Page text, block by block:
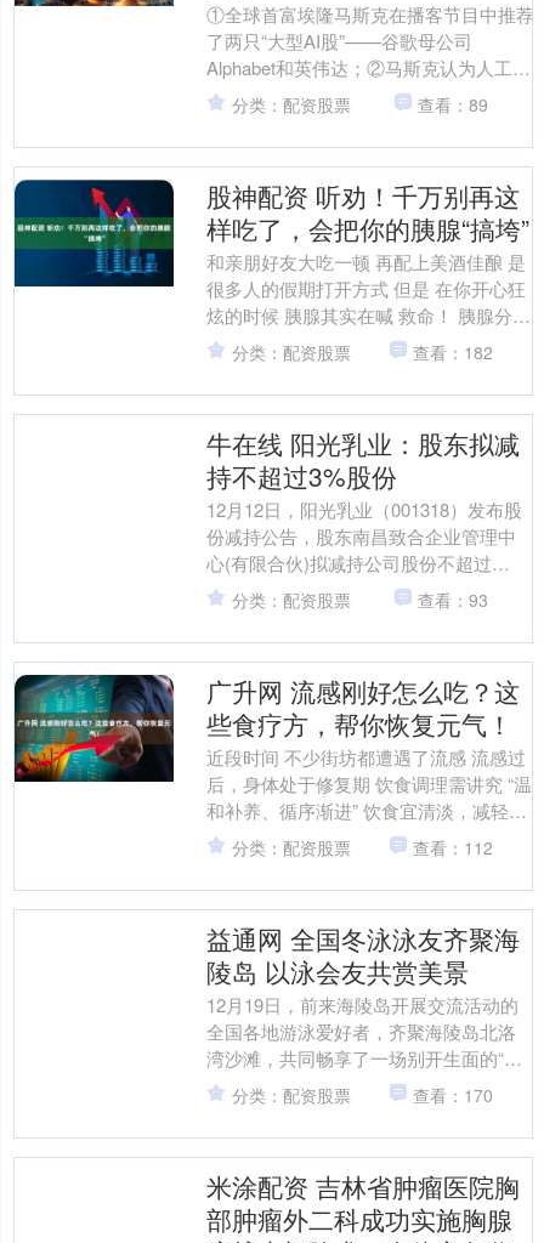
①全球首富埃隆马斯克在播客节目中推荐
了两只“大型AI股”——谷歌母公司
Alphabet和英伟达；②马斯克认为人工智
能和机器人技术将变得非常重要，并指
出Alpha....
分类：配资股票 查看：89
股神配资 听劝！千万别再这
样吃了，会把你的胰腺“搞垮”
和亲朋好友大吃一顿 再配上美酒佳酿 是
很多人的假期打开方式 但是 在你开心狂
炫的时候 胰腺其实在喊 救命！ 胰腺分泌
的胰液中 有多种消化酶 它们是脂肪、蛋
白质 ....
分类：配资股票 查看：182
牛在线 阳光乳业：股东拟减
持不超过3%股份
12月12日，阳光乳业（001318）发布股
份减持公告，股东南昌致合企业管理中
心(有限合伙)拟减持公司股份不超过
847.98万股，减持比例不超过公司总股
本的3%....
分类：配资股票 查看：93
广升网 流感刚好怎么吃？这
些食疗方，帮你恢复元气！
近段时间 不少街坊都遭遇了流感 流感过
后，身体处于修复期 饮食调理需讲究 “温
和补养、循序渐进” 饮食宜清淡，减轻胃
肠负担 今天给大家推荐这些 适合流感康
复期的....
分类：配资股票 查看：112
益通网 全国冬泳泳友齐聚海
陵岛 以泳会友共赏美景
12月19日，前来海陵岛开展交流活动的
全国各地游泳爱好者，齐聚海陵岛北洛
湾沙滩，共同畅享了一场别开生面的“以
泳会友”之旅。 在北洛湾指定安全泳区，
记者看到泳友们....
分类：配资股票 查看：170
米涂配资 吉林省肿瘤医院胸
部肿瘤外二科成功实施胸腺